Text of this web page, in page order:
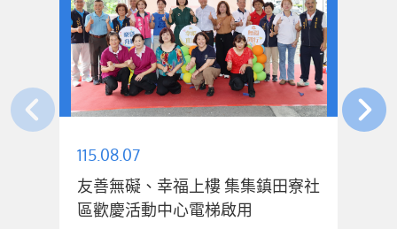
115.08.07
友善無礙、幸福上樓 集集鎮田寮社
區歡慶活動中心電梯啟用